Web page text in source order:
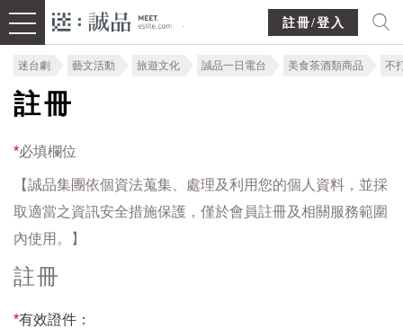
註冊/登入
迷台劇 藝文活動 旅遊文化 誠品一日電台 美食茶酒類商品 不
註冊
*必填欄位
【誠品集團依個資法蒐集、處理及利用您的個人資料，並採
取適當之資訊安全措施保護，僅於會員註冊及相關服務範圍
內使用。】
註冊
*有效證件：